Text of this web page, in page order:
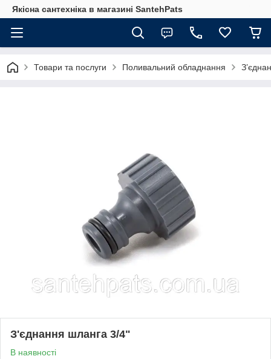
Якісна сантехніка в магазині SantehPats
Товари та послуги Поливальний обладнання
З'єднання шланга 3/4"
В наявності